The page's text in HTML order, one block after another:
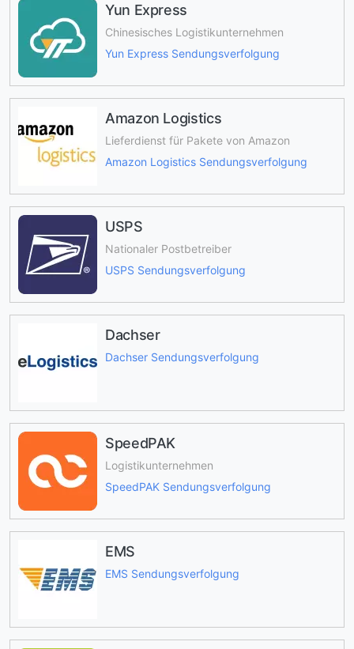
Yun Express
Chinesisches Logistikunternehmen
Yun Express Sendungsverfolgung
Amazon Logistics
Lieferdienst für Pakete von Amazon
Amazon Logistics Sendungsverfolgung
USPS
Nationaler Postbetreiber
USPS Sendungsverfolgung
Dachser
Dachser Sendungsverfolgung
SpeedPAK
Logistikunternehmen
SpeedPAK Sendungsverfolgung
EMS
EMS Sendungsverfolgung